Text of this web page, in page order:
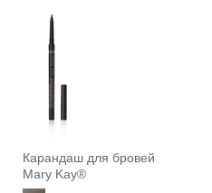
Карандаш для бровей
Mary Kay®